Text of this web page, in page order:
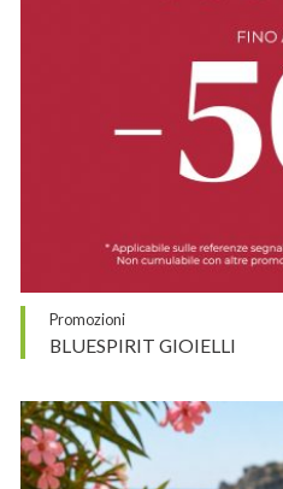
Promozioni
BLUESPIRIT GIOIELLI